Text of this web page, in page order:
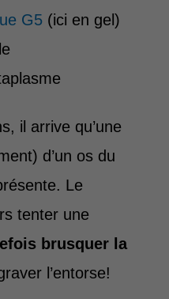
G5 (ici en gel)
il arrive qu’une
d’un os du
Le
tenter une
brusquer la
l’entorse!